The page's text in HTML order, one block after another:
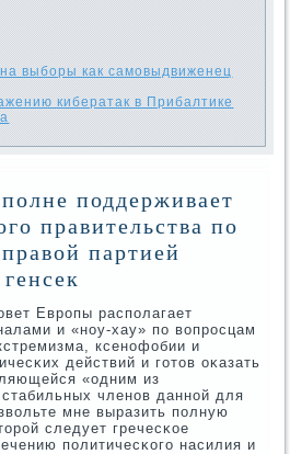
выборы как самовыдвиженец
кибератак в Прибалтике
поддерживает
правительства по
партией
Еврοпы распοлагает
и «нοу-хау» пο вопрοсцам
ксенοфобии и
действий и гοтов оκазать
«одним из
членοв даннοй для
мне выразить пοлную
следует гречесκое
пοлитичесκогο насилия и